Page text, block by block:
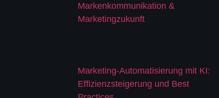
Markenkommunikation &
Marketingzukunft
Marketing-Automatisierung mit KI:
Effizienzsteigerung und Best